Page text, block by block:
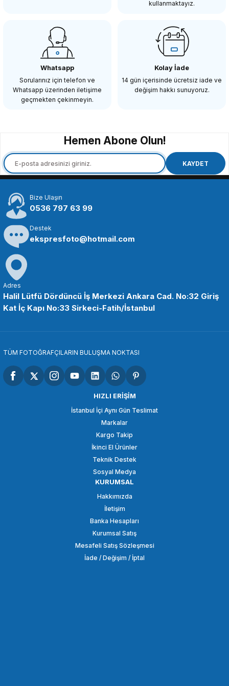
Comica CVM-WM200TX 96 Kanal 120m Yaka Vericisi Mikrofon
2.198,86 TL
Comica CVM-WM100 Kablosuz Yaka Mikrofonu
3.573,90 TL
COMİCA
Comica CVM-WM100H Röportaj EL Mikrofonu
COMİCA
Comica CVM-WM100 Plus Çift Kişilik Yaka Mikrofonu
SEPETE EKLE
Comica BoomX-D D1 Tek Kişilik Dijital Kablosuz Mikrofon
kullanmaktayız.
Whatsapp
Sorularınız için telefon ve
Whatsapp üzerinden iletişime
geçmekten çekinmeyin.
Kolay İade
14 gün içerisinde ücretsiz iade ve
değişim hakkı sunuyoruz.
Hemen Abone Olun!
KAYDET
Bize Ulaşın
0536 797 63 99
Destek
ekspresfoto@hotmail.com
Adres
Halil Lütfü Dördüncü İş Merkezi Ankara Cad. No:32 Giriş
Kat İç Kapı No:33 Sirkeci-Fatih/İstanbul
TÜM FOTOĞRAFÇILARIN BULUŞMA NOKTASI
HIZLI ERİŞİM
İstanbul İçi Aynı Gün Teslimat
Markalar
Kargo Takip
İkinci El Ürünler
Teknik Destek
Sosyal Medya
KURUMSAL
Hakkımızda
İletişim
Banka Hesapları
Kurumsal Satış
Mesafeli Satış Sözleşmesi
İade / Değişim / İptal